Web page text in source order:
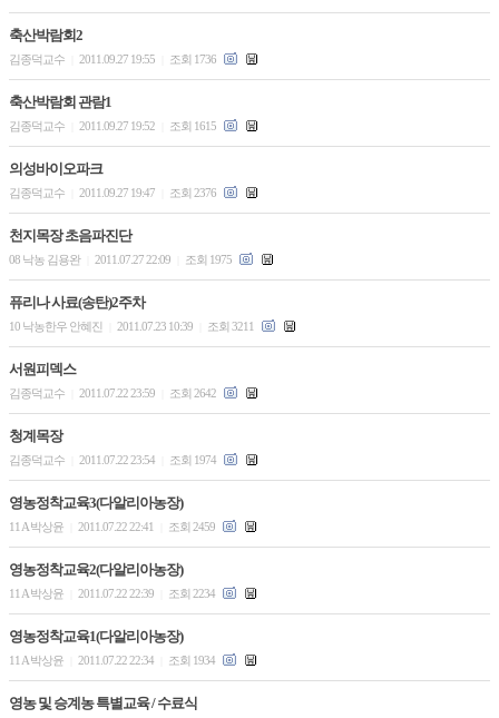
축산박람회2
김종덕교수 2011.09.27 19:55 조회 1736
축산박람회 관람1
김종덕교수 2011.09.27 19:52 조회 1615
의성바이오파크
김종덕교수 2011.09.27 19:47 조회 2376
천지목장 초음파진단
08 낙농 김용완 2011.07.27 22:09 조회 1975
퓨리나 사료(송탄)2주차
10 낙농한우 안혜진 2011.07.23 10:39 조회 3211
서원피덱스
김종덕교수 2011.07.22 23:59 조회 2642
청계목장
김종덕교수 2011.07.22 23:54 조회 1974
영농정착교육3(다알리아농장)
11 A 박상윤 2011.07.22 22:41 조회 2459
영농정착교육2(다알리아농장)
11 A 박상윤 2011.07.22 22:39 조회 2234
영농정착교육1(다알리아농장)
11 A 박상윤 2011.07.22 22:34 조회 1934
영농 및 승계농 특별교육 / 수료식